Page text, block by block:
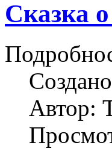
Сказка
Автор: